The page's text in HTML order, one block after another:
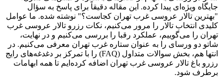
جایگاه ویژه‌ای پیدا کرده. این مقاله دقیقاً برای پاسخ به سؤال
"بهترین تالار عروسی غرب تهران کجاست؟" نوشته شده. ما عوامل
کلیدی انتخاب تالار را مرور می‌کنیم، نکات رزرو تالار عروسی غرب
تهران را می‌گوییم، عملکرد رقبا را بررسی می‌کنیم و در نهایت،
شاتو دو ورسای را به عنوان ستاره غرب تهران معرفی می‌کنیم. در
انتها هم، بخش سوالات متداول (FAQ) را با تمرکز بر دغدغه‌های رایج
رزرو باغ تالار عروسی غرب تهران اضافه کرده‌ایم تا همه ابهامات
برطرف شود.